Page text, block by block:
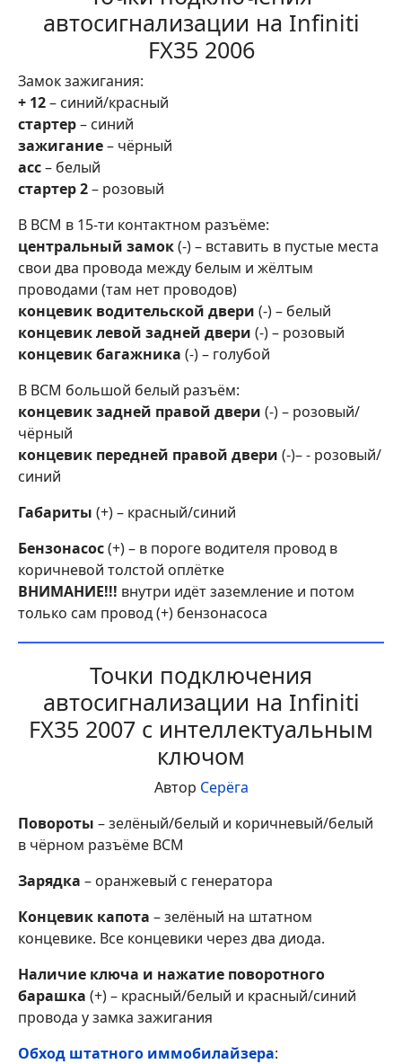
автосигнализации на Infiniti
FX35 2006
Замок зажигания:
+ 12– синий/красный
стартер– синий
зажигание– чёрный
асс– белый
стартер 2– розовый
В BCM в 15-ти контактном разъёме:
центральный замок(-) – вставить в пустые места
свои два провода между белым и жёлтым
проводами (там нет проводов)
концевик водительской двери (-) – белый
концевик левой задней двери (-) – розовый
концевик багажника (-) – голубой
В BCM большой белый разъём:
концевик задней правой двери (-) – розовый/
чёрный
концевик передней правой двери (-)– - розовый/
синий
Габариты (+) – красный/синий
Бензонасос(+) – в пороге водителя провод в
коричневой толстой оплётке
ВНИМАНИЕ!!! внутри идёт заземление и потом
только сам провод (+) бензонасоса
Точки подключения
автосигнализации на Infiniti
FX35 2007 с интеллектуальным
ключом
Автор Серёга
Повороты – зелёный/белый и коричневый/белый
в чёрном разъёме BCM
Зарядка – оранжевый с генератора
Концевик капота – зелёный на штатном
концевике. Все концевики через два диода.
Наличие ключа и нажатие поворотного
барашка (+) – красный/белый и красный/синий
провода у замка зажигания
Обход штатного иммобилайзера: